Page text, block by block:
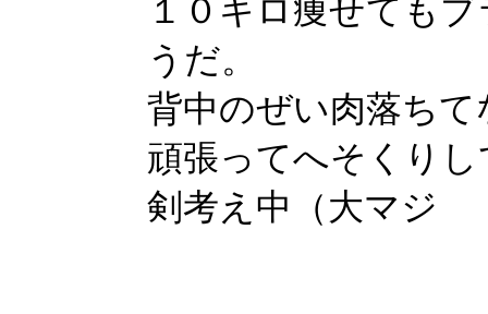
１０キロ痩せても
うだ。
背中のぜい肉落ち
頑張ってへそくり
剣考え中（大マジ